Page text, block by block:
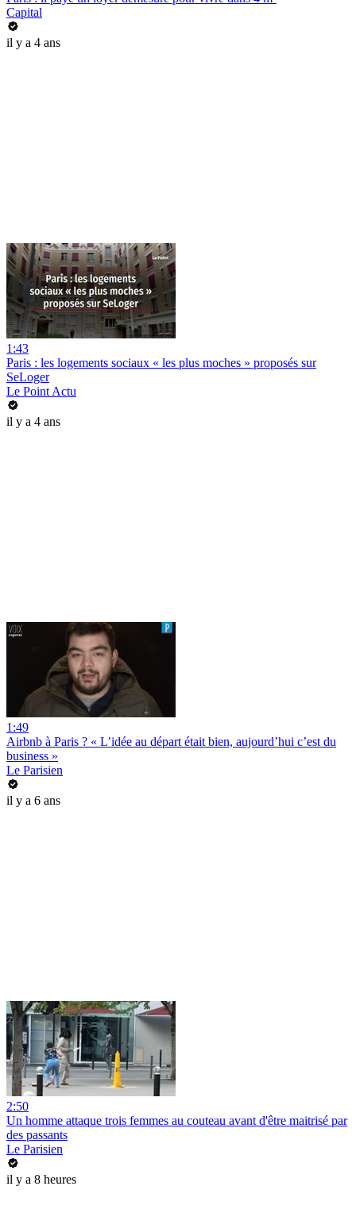
Capital
il y a 4 ans
1:43
Paris : les logements sociaux « les plus moches » proposés sur
SeLoger
Le Point Actu
il y a 4 ans
1:49
Airbnb à Paris ? « L’idée au départ était bien, aujourd’hui c’est du
business »
Le Parisien
il y a 6 ans
2:50
Un homme attaque trois femmes au couteau avant d'être maitrisé par
des passants
Le Parisien
il y a 8 heures